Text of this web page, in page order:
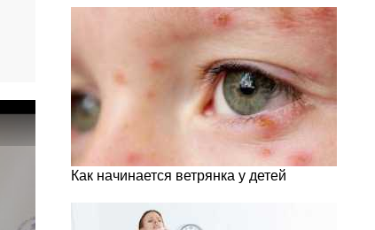
Как начинается ветрянка у детей